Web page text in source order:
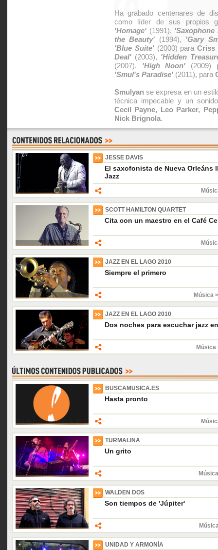
Ha grabado centenares de
como líder de sus propios
'Homage' (1991), 'Saxophone
the Beauty' (1994), 'Gary
'Blue Suite'(2000) paraCriss
Deal' (2003), 'Hidden
(2007), 'High Noon' (2009)
'Smul's Paradise' (2011), para
Smulyan se expresa en un
técnica impecable y un
Cecil Payne, Leo Parker,
Nick Brignola.
JESSE DAVIS
El saxofonista de Nueva Orleáns
Jazz
SCOTT HAMILTON QUARTET
Cita con un maestro en el Café
JAZZ EN EL LAGO 2010
Siempre el primero
Música
JAZZ EN EL LAGO 2010
Dos noches para escuchar jazz
Música
BUSCAMUSICA.ES
Hasta pronto
TURMALINA
Un grito
WALDEN DOS
Son tiempos de 'Júpiter'
UNIDAD Y ARMONÍA